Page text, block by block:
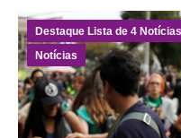
Destaque Lista de 4 Notícias
Notícias